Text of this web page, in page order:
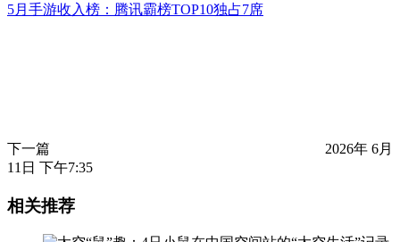
5月手游收入榜：腾讯霸榜TOP10独占7席
下一篇
2026年 6月
11日 下午7:35
相关推荐